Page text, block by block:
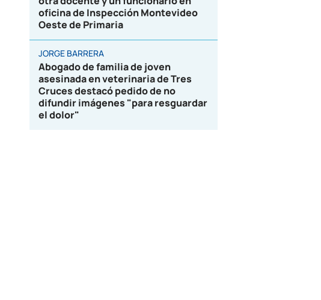
oficina de Inspección Montevideo
Oeste de Primaria
JORGE BARRERA
Abogado de familia de joven
asesinada en veterinaria de Tres
Cruces destacó pedido de no
difundir imágenes "para resguardar
el dolor"